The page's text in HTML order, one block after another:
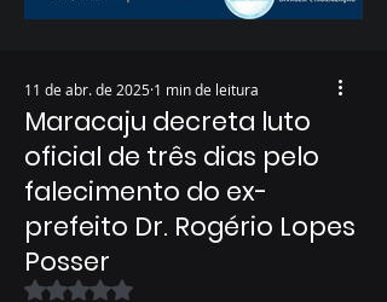
Maracaju decreta luto
oficial de três dias pelo
falecimento do ex-
prefeito Dr. Rogério Lopes
Posser
11 de abr. de 2025 1 min de leitura
Avaliado com NaN de 5 estrelas.